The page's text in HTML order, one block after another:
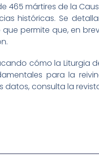
465 mártires de la
históricas. Se
permite que, en
cómo la Liturgia
para la
consulta la